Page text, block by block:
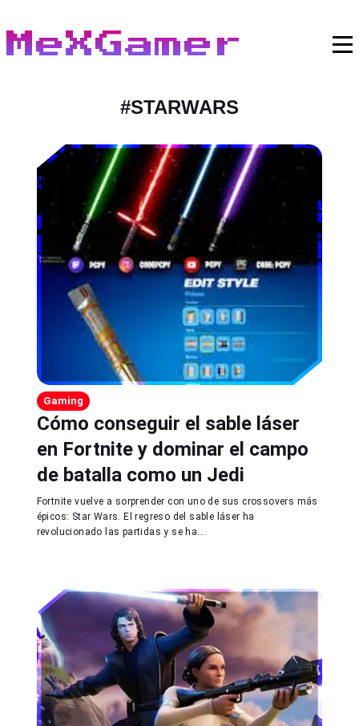
MeXGamer
#STARWARS
Gaming
Cómo conseguir el sable láser
en Fortnite y dominar el campo
de batalla como un Jedi
Fortnite vuelve a sorprender con uno de sus crossovers más
épicos: Star Wars. El regreso del sable láser ha
revolucionado las partidas y se ha...